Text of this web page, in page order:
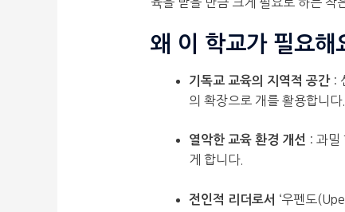
육을 받을 만큼 크게 필요로 하는 작
왜 이 학교가 필요해
기독교 교육의 지역적 공간:
의 확장으로 개를 활용합니다.
열악한 교육 환경 개선 : 과밀
게 합니다.
전인적 리더로서 ‘우펜도